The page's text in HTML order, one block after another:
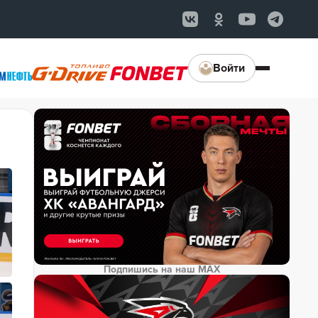
Войти
Подпишись на наш MAX